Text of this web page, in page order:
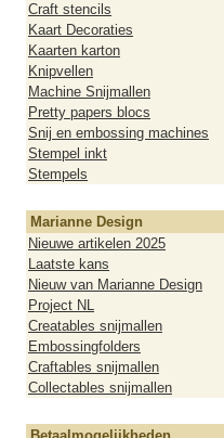
Craft stencils
Kaart Decoraties
Kaarten karton
Knipvellen
Machine Snijmallen
Pretty papers blocs
Snij en embossing machines
Stempel inkt
Stempels
Marianne Design
Nieuwe artikelen 2025
Laatste kans
Nieuw van Marianne Design
Project NL
Creatables snijmallen
Embossingfolders
Craftables snijmallen
Collectables snijmallen